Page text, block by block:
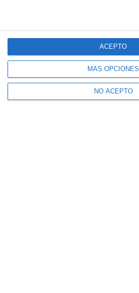
MÁS OPCIONES
NO ACEPTO
ACEPTO